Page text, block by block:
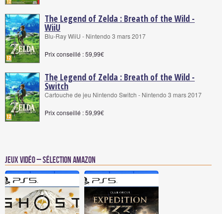
The Legend of Zelda : Breath of the Wild -
WiiU
Blu-Ray WiiU - Nintendo 3 mars 2017
Prix conseillé : 59,99€
The Legend of Zelda : Breath of the Wild -
Switch
Cartouche de jeu Nintendo Switch - Nintendo 3 mars 2017
Prix conseillé : 59,99€
Jeux vidéo – Sélection Amazon